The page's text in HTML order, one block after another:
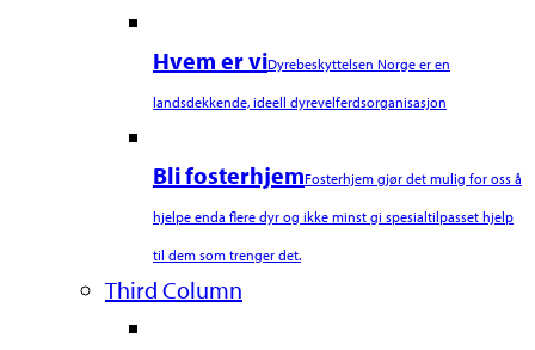
Hvem er viDyrebeskyttelsen Norge er en
landsdekkende, ideell dyrevelferdsorganisasjon
Bli fosterhjemFosterhjem gjør det mulig for oss å
hjelpe enda flere dyr og ikke minst gi spesialtilpasset hjelp
til dem som trenger det.
Third Column